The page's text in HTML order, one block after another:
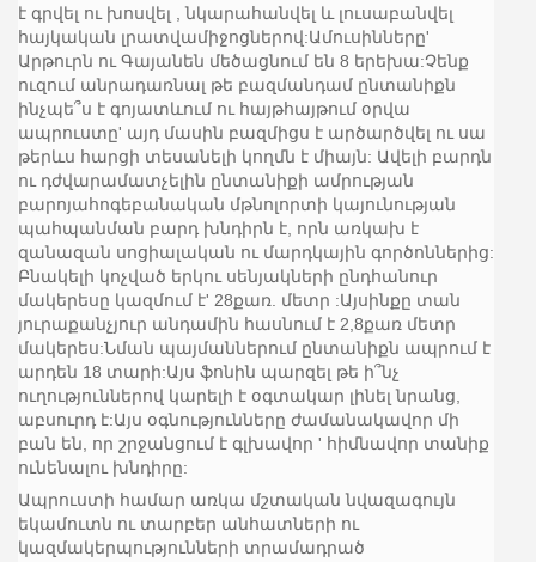
է գրվել ու խոսվել , նկարահանվել և լուսաբանվել
հայկական լրատվամիջոցներով:Ամուսինները'
Արթուրն ու Գայանեն մեծացնում են 8 երեխա:Չենք
ուզում անրադառնալ թե բազմանդամ ընտանիքն
ինչպե՞ս է գոյատևում ու հայթհայթում օրվա
ապրուստը' այդ մասին բազմիցս է արծարծվել ու սա
թերևս հարցի տեսանելի կողմն է միայն: Ավելի բարդն
ու դժվարամատչելին ընտանիքի ամրության
բարոյահոգեբանական մթնոլորտի կայունության
պահպանման բարդ խնդիրն է, որն առկախ է
զանազան սոցիալական ու մարդկային գործոններից:
Բնակելի կոչված երկու սենյակների ընդհանուր
մակերեսը կազմում է' 28քառ. մետր :Այսինքը տան
յուրաքանչյուր անդամին հասնում է 2,8քառ մետր
մակերես:Նման պայմաններում ընտանիքն ապրում է
արդեն 18 տարի:Այս ֆոնին պարզել թե ի՞նչ
ուղություններով կարելի է օգտակար լինել նրանց,
աբսուրդ է:Այս օգնությունները ժամանակավոր մի
բան են, որ շրջանցում է գլխավոր ' հիմնավոր տանիք
ունենալու խնդիրը:
Ապրուստի համար առկա մշտական նվազագույն
եկամուտն ու տարբեր անհատների ու
կազմակերպությունների տրամադրած